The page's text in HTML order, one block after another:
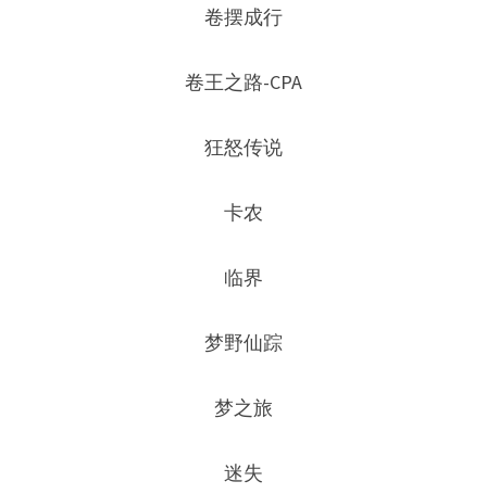
卷摆成行
卷王之路-CPA
狂怒传说
卡农
临界
梦野仙踪
梦之旅
迷失